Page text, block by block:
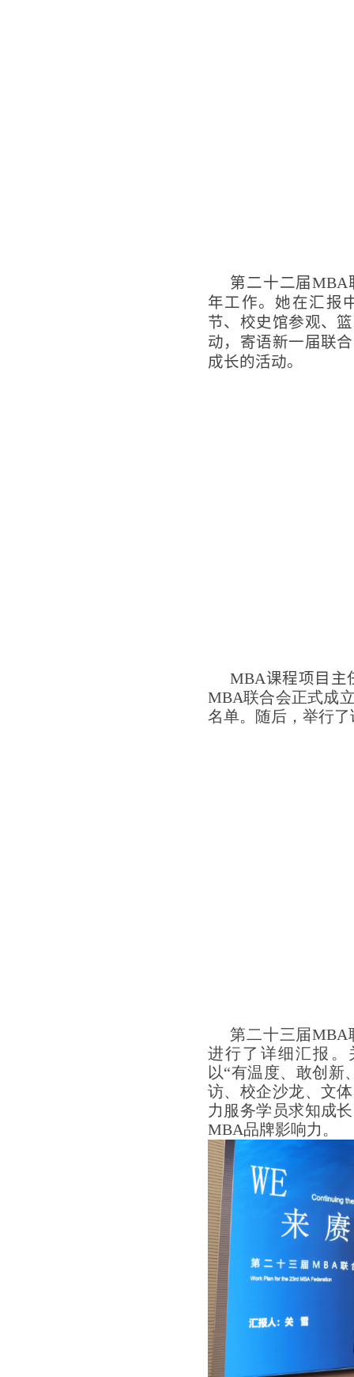
第二十二届MBA
年工作。她在汇报
节、校史馆参观、
动，寄语新一届联
成长的活动。
MBA课程项目主
MBA联合会正式成
名单。随后，举行
第二十三届MBA
进行了详细汇报
以“有温度、敢创新
访、校企沙龙、文
力服务学员求知成
MBA品牌影响力。